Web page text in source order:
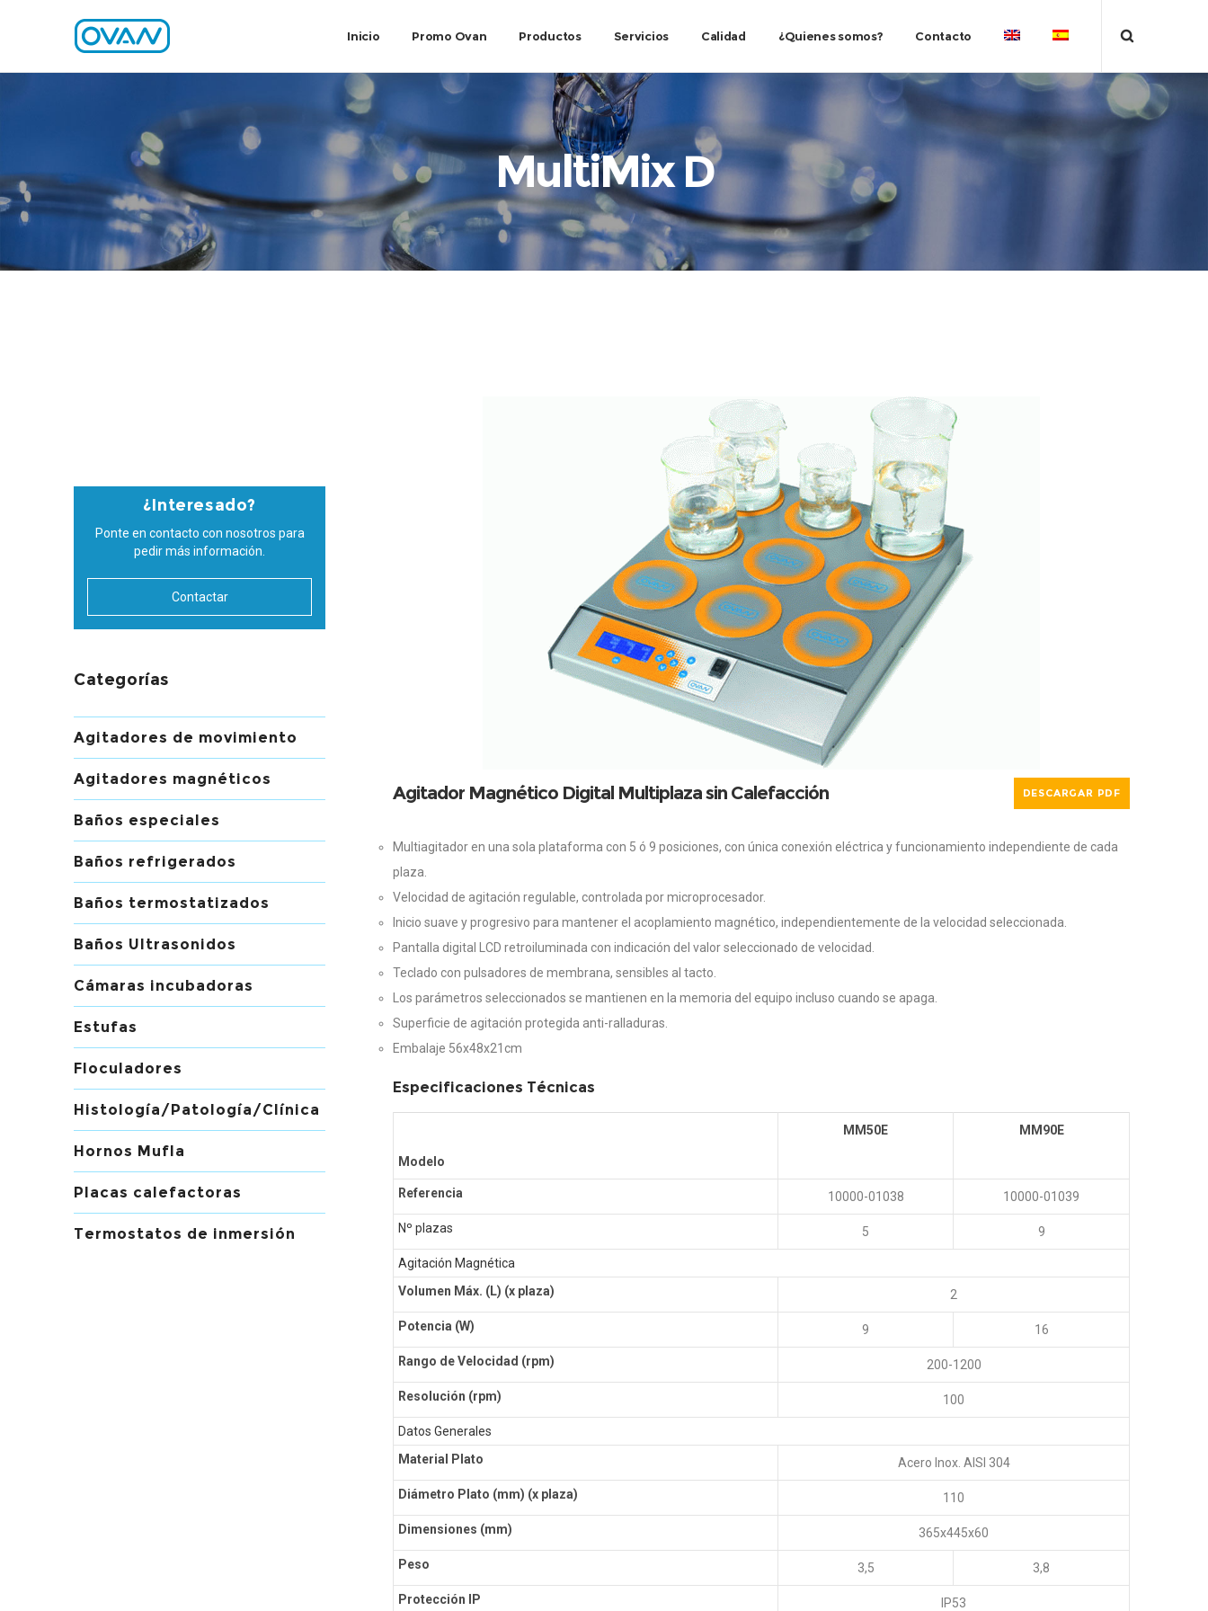
Inicio Promo Ovan Productos Servicios Calidad ¿Quienes somos? Contacto
MultiMix D
Agitador Magnético Digital Multiplaza sin Calefacción DESCARGAR PDF
Multiagitador en una sola plataforma con 5 ó 9 posiciones, con única conexión eléctrica y funcionamiento independiente de cada
plaza.
Velocidad de agitación regulable, controlada por microprocesador.
Inicio suave y progresivo para mantener el acoplamiento magnético, independientemente de la velocidad seleccionada.
Pantalla digital LCD retroiluminada con indicación del valor seleccionado de velocidad.
Teclado con pulsadores de membrana, sensibles al tacto.
Los parámetros seleccionados se mantienen en la memoria del equipo incluso cuando se apaga.
Superficie de agitación protegida anti-ralladuras.
Embalaje 56x48x21cm
Especificaciones Técnicas
Modelo
MM50E MM90E
Referencia 10000-01038 10000-01039
Nº plazas 5 9
Agitación Magnética
Volumen Máx. (L) (x plaza) 2
Potencia (W) 9 16
Rango de Velocidad (rpm) 200-1200
Resolución (rpm) 100
Datos Generales
Material Plato
Acero Inox. AISI 304
Diámetro Plato (mm) (x plaza) 110
Dimensiones (mm) 365x445x60
Peso 3,5 3,8
Protección IP IP53
¿Interesado?
Ponte en contacto con nosotros para
pedir más información.
Contactar
Categorías
Agitadores de movimiento
Agitadores magnéticos
Baños especiales
Baños refrigerados
Baños termostatizados
Baños Ultrasonidos
Cámaras incubadoras
Estufas
Floculadores
Histología/Patología/Clínica
Hornos Mufla
Placas calefactoras
Termostatos de inmersión